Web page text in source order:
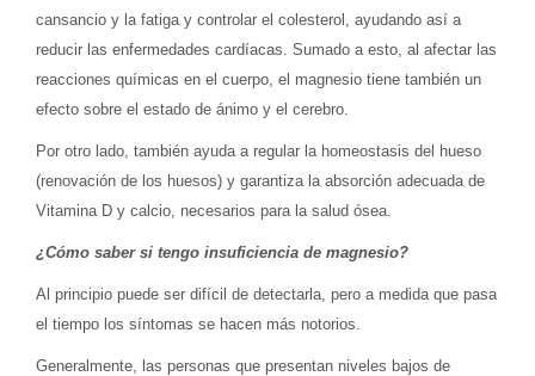
cansancio y la fatiga y controlar el colesterol, ayudando así a
reducir las enfermedades cardíacas. Sumado a esto, al afectar las
reacciones químicas en el cuerpo, el magnesio tiene también un
efecto sobre el estado de ánimo y el cerebro.
Por otro lado, también ayuda a regular la homeostasis del hueso
(renovación de los huesos) y garantiza la absorción adecuada de
Vitamina D y calcio, necesarios para la salud ósea.
¿Cómo saber si tengo insuficiencia de magnesio?
Al principio puede ser difícil de detectarla, pero a medida que pasa
el tiempo los síntomas se hacen más notorios.
Generalmente, las personas que presentan niveles bajos de